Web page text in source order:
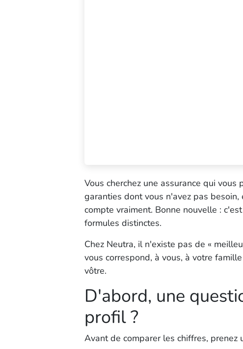
Vous cherchez une assurance qui
garanties dont vous n'avez pas
compte vraiment. Bonne nouvelle :
formules distinctes.
Chez Neutra, il n'existe pas de «
vous correspond, à vous, à votre
vôtre.
D'abord, une
profil ?
Avant de comparer les chiffres,